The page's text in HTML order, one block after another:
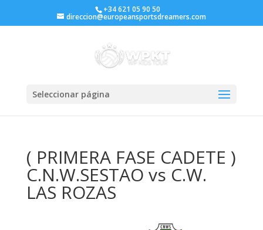
+34 621 05 90 50
direccion@europeansportsdreamers.com
Seleccionar página
( PRIMERA FASE CADETE )
C.N.W.SESTAO vs C.W.
LAS ROZAS